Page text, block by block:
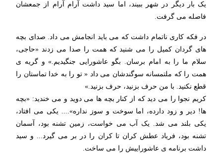
یک بار دیگر در شهر ببیند، اما سید داشت آرام آرام از جمعشان
فاصله می گرفت.
در فکه کاری ناتمام داشت که می باید انجامش می داد. صدای بچه
های گردان کمیل را می شنید که همت را صدا می زدند «حاجی،
سلام ما را به امام برسان. بگو عاشورایی جنگیدیم.» و گریه ی
همت را که ملتمسانه سوگندشان می داد « تو را به خدا تماستان را
قطع نکنید. با من حرف بزنید، حرف بزنید.»
کریم نجوا را می دید که از کنار بچه ها می دوید و می خندید: «بچه
ها! دیر و زود دارده، اما سوخت و سوز نداره».... یکی می افتاد،
یکی بلند می شد. یک آب می خواست، زمین تشنه بود، آسمان
تشنه بود، فریاد عطش کران تا کران را در بر می گیرد... و سید
داشت برنامه ی عاشوراییش را می ساخت.